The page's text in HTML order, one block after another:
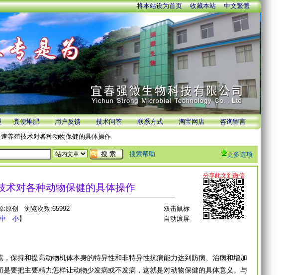
将本站设为首页 收藏本站 中文繁體
粪便堆肥 用户反馈 技术问答 联系方式 淘宝网店 咨询留言
养殖技术对各种动物保健的具体操作
搜索帮助 更多选项
术对各种动物保健的具体操作
:原创 浏览次数:65992
中 小】
双击鼠标
自动滚屏
保持和提高动物机体本身的特异性和非特异性抗病能力达到防病、治病和增加
要把主要精力怎样让动物少发病或不发病，这就是对动物保健的具体意义。与